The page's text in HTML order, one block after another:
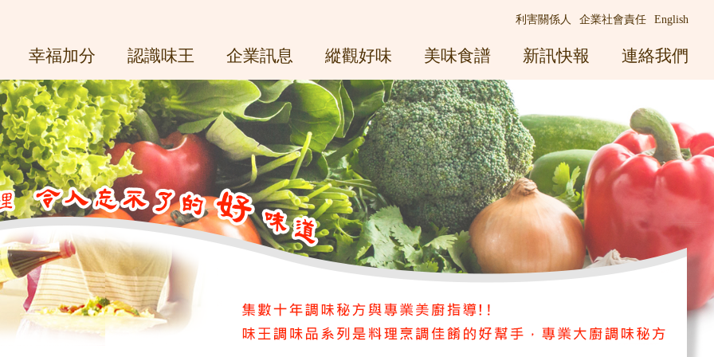
連絡我們
新訊快報
美味食譜
縱觀好味
企業訊息
認識味王
幸福加分
利害關係人 企業社會責任 English